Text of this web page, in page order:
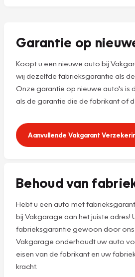
Garantie op
Koopt u een nieuwe auto bij
wij dezelfde fabrieksgarantie als
Onze garantie op nieuwe auto's is
als de garantie die de fabrikant of
Aanvullende Vakgarant
Behoud van
Hebt u een auto met
bij Vakgarage aan het juiste adres!
fabrieksgarantie gewoon door ons
Vakgarage onderhoudt uw auto
eisen van de fabrikant en uw
kracht.